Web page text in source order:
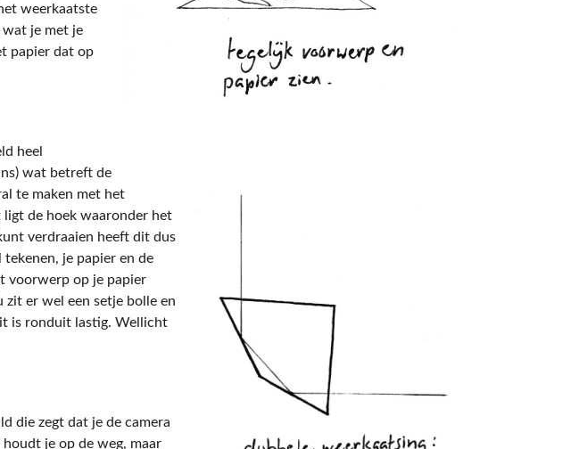
weerkaatste
je met je
papier dat op
heel
wat betreft de
te maken met het
de hoek waaronder het
verdraaien heeft dit dus
je papier en de
voorwerp op je papier
er wel een setje bolle en
is ronduit lastig. Wellicht
die zegt dat je de camera
je op de weg, maar